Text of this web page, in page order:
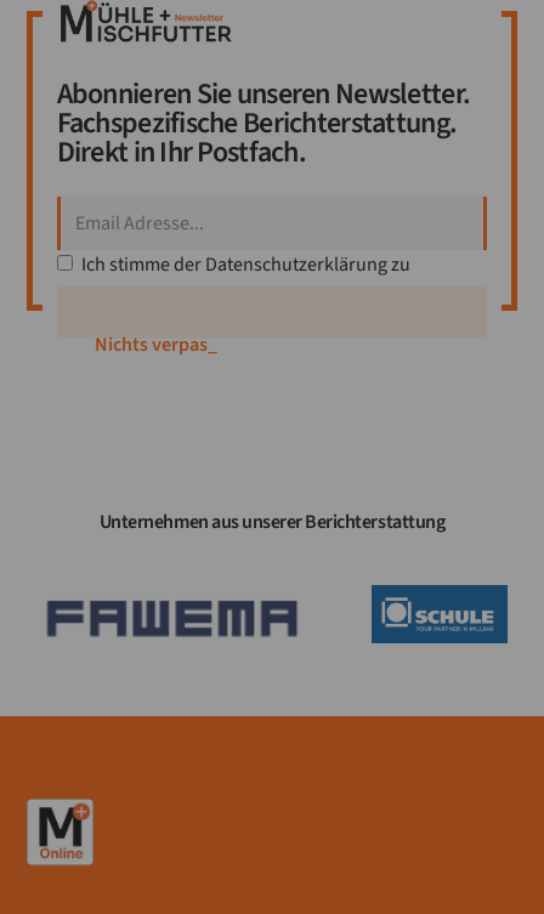
Abonnieren Sie unseren Newsletter.
Fachspezifische Berichterstattung.
Direkt in Ihr Postfach.
Ich stimme derDatenschutzerklärungzu
Nichts verpassen
Unternehmen aus unserer Berichterstattung